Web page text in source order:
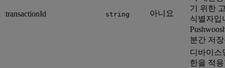
transactionId string 아니요
기 위한
식별자입
분간 저
디바이스
한을 적